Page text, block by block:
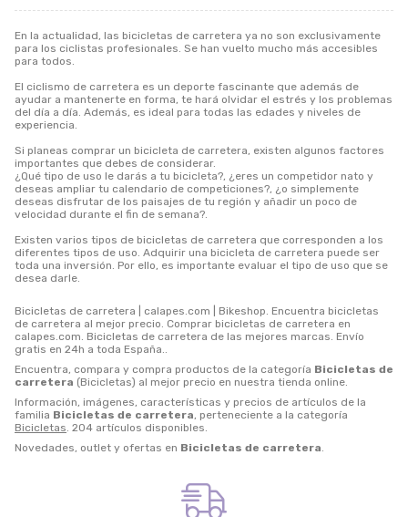
En la actualidad, las bicicletas de carretera ya no son exclusivamente
para los ciclistas profesionales. Se han vuelto mucho más accesibles
para todos.
El ciclismo de carretera es un deporte fascinante que además de
ayudar a mantenerte en forma, te hará olvidar el estrés y los problemas
del día a día. Además, es ideal para todas las edades y niveles de
experiencia.
Si planeas comprar un bicicleta de carretera, existen algunos factores
importantes que debes de considerar.
¿Qué tipo de uso le darás a tu bicicleta?, ¿eres un competidor nato y
deseas ampliar tu calendario de competiciones?, ¿o simplemente
deseas disfrutar de los paisajes de tu región y añadir un poco de
velocidad durante el fin de semana?.
Existen varios tipos de bicicletas de carretera que corresponden a los
diferentes tipos de uso. Adquirir una bicicleta de carretera puede ser
toda una inversión. Por ello, es importante evaluar el tipo de uso que se
desea darle.
Bicicletas de carretera | calapes.com | Bikeshop. Encuentra bicicletas
de carretera al mejor precio. Comprar bicicletas de carretera en
calapes.com. Bicicletas de carretera de las mejores marcas. Envío
gratis en 24h a toda España..
Encuentra, compara y compra productos de la categoría Bicicletas de
carretera (Bicicletas) al mejor precio en nuestra tienda online.
Información, imágenes, características y precios de artículos de la
familia Bicicletas de carretera , perteneciente a la categoría
Bicicletas . 204 artículos disponibles.
Novedades, outlet y ofertas en Bicicletas de carretera